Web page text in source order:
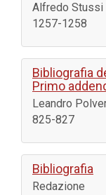
Alfredo Stussi
1257-1258
Bibliografia
Primo
Leandro
825-827
Bibliografia
Redazione